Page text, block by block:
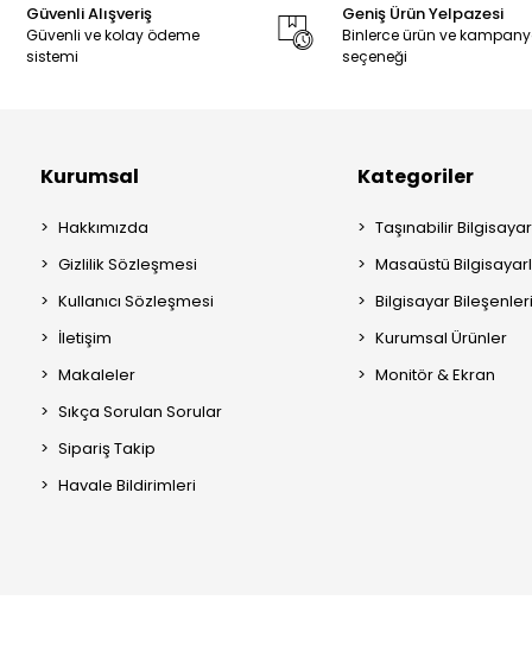
Güvenli Alışveriş
Güvenli ve kolay ödeme
sistemi
Geniş Ürün Yelpazesi
Binlerce ürün ve
seçeneği
Kurumsal
Hakkımızda
Gizlilik Sözleşmesi
Kullanıcı Sözleşmesi
İletişim
Makaleler
Sıkça Sorulan Sorular
Sipariş Takip
Havale Bildirimleri
Kategoriler
Taşınabilir
Masaüstü
Bilgisayar Bileşenleri
Kurumsal Ürünler
Monitör & Ekran